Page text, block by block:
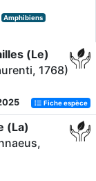
Amphibiens
(Le)
1768)
Fiche espèce
(La)